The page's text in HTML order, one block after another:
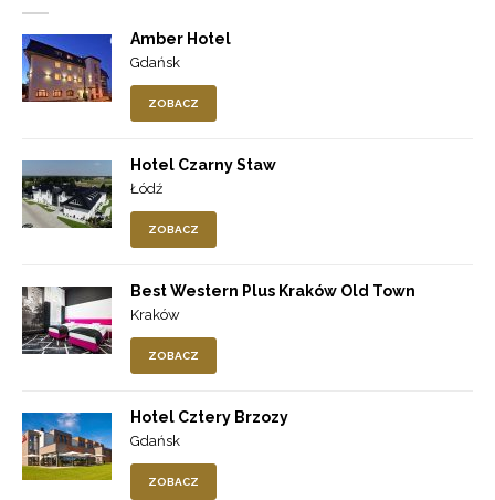
Amber Hotel
Gdańsk
ZOBACZ
Hotel Czarny Staw
Łódź
ZOBACZ
Best Western Plus Kraków Old Town
Kraków
ZOBACZ
Hotel Cztery Brzozy
Gdańsk
ZOBACZ